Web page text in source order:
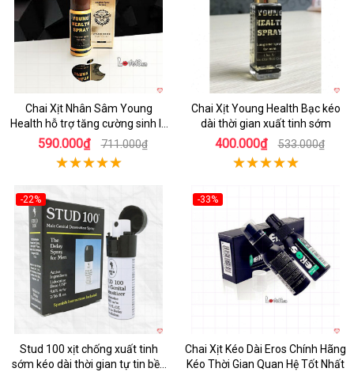
Chai Xịt Nhân Sâm Young
Health hỗ trợ tăng cường sinh lý
hiệu quả
590.000₫ 711.000₫
Chai Xịt Young Health Bạc kéo
dài thời gian xuất tinh sớm
400.000₫ 533.000₫
-22%
Stud 100 xịt chống xuất tinh
sớm kéo dài thời gian tự tin bền
-33%
Chai Xịt Kéo Dài Eros Chính Hãng
Kéo Thời Gian Quan Hệ Tốt Nhất